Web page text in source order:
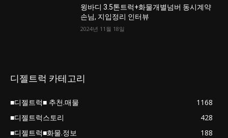
윙바디 3.5톤트럭+화물개별넘버 동시계약
손님, 지입정리 인터뷰
2024년 11월 18일
디젤트럭 카테고리
■디젤트럭■ 추천.매물
1168
■디젤트럭스토리
428
■디젤트럭■화물.정보
188